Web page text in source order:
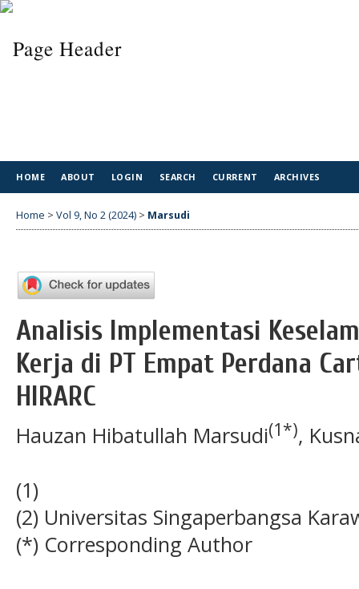
HOME ABOUT LOGIN SEARCH CURRENT ARCHIVES
Home > Vol 9, No 2 (2024) > Marsudi
Analisis Implementasi
Kerja di PT Empat Perdana
HIRARC
Hauzan Hibatullah Marsudi(1*),
(1)
(2) Universitas Singaperbangsa
(*) Corresponding Author